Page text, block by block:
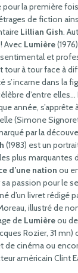
pour la première
de fiction
Lillian Gish.
Avec Lumière
et
à tour face à
dans la
d’entre elles…
année,
(Simone
par la
(1983) est un
plus
d’une nation ou
passion pour le
livret rédigé
illustré de
de Lumièreou de
Rozier, 31 mn)
cinéma ou
américain Clint